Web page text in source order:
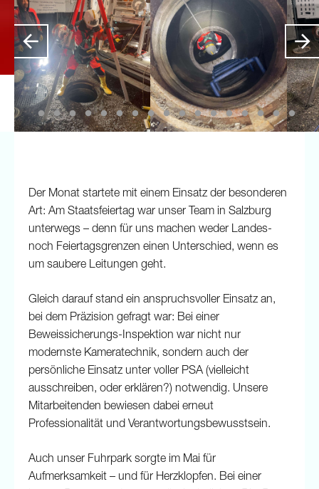
Der Monat startete mit einem Einsatz der besonderen
Art: Am Staatsfeiertag war unser Team in Salzburg
unterwegs – denn für uns machen weder Landes-
noch Feiertagsgrenzen einen Unterschied, wenn es
um saubere Leitungen geht.
Gleich darauf stand ein anspruchsvoller Einsatz an,
bei dem Präzision gefragt war: Bei einer
Beweissicherungs-Inspektion war nicht nur
modernste Kameratechnik, sondern auch der
persönliche Einsatz unter voller PSA (vielleicht
ausschreiben, oder erklären?) notwendig. Unsere
Mitarbeitenden bewiesen dabei erneut
Professionalität und Verantwortungsbewusstsein.
Auch unser Fuhrpark sorgte im Mai für
Aufmerksamkeit – und für Herzklopfen. Bei einer